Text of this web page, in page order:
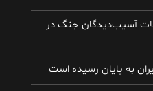
آسیب‌دیدگان جنگ در
به پایان رسیده است